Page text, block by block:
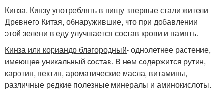
Кинза. Кинзу употреблять в пищу впервые стали жители
Древнего Китая, обнаружившие, что при добавлении
этой зелени в еду улучшается состав крови и память.
Кинза или кориандр благородный- однолетнее растение,
имеющее уникальный состав. В нем содержится рутин,
каротин, пектин, ароматические масла, витамины,
различные редкие полезные минералы и аминокислоты.